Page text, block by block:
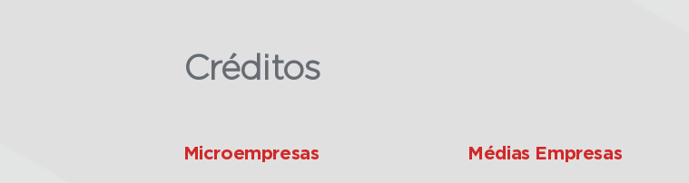
Créditos
Microempresas Médias Empresas